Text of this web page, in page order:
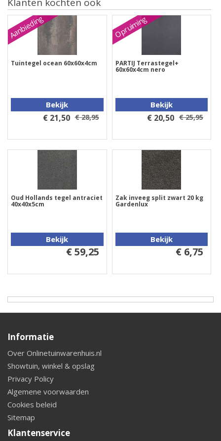
Klanten kochten ook
Aanbieding
Tuintegel ocean 60x60x4cm
Bekijk
€ 21,50 € 28,95
Opruiming
PARTIJ Terrastegel+
60x60x4cm nero
Bekijk
€ 20,50 € 25,95
Oud Hollands tegel antraciet
40x40x5cm
Bekijk
€ 59,25
Zak inveeg split zwart 20 kg
Gardenlux
Bekijk
€ 6,75
Informatie
Over Onlinetuinwarenhuis.nl
Showtuin, winkel & opslag
Privacy Policy
Algemene voorwaarden
Cookies beleid
Sitemap
Klantenservice